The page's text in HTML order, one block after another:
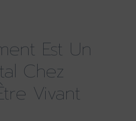
Est Un
Chez
Vivant